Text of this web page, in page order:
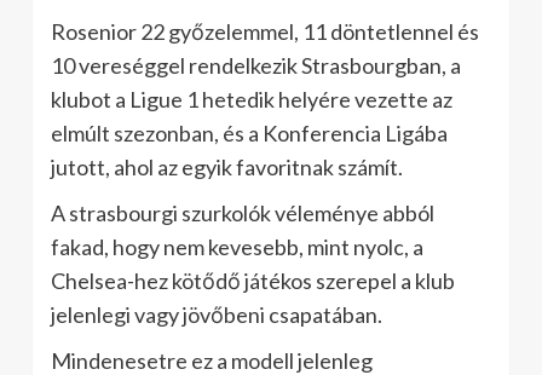
Rosenior 22 győzelemmel, 11 döntetlennel és
10 vereséggel rendelkezik Strasbourgban, a
klubot a Ligue 1 hetedik helyére vezette az
elmúlt szezonban, és a Konferencia Ligába
jutott, ahol az egyik favoritnak számít.
A strasbourgi szurkolók véleménye abból
fakad, hogy nem kevesebb, mint nyolc, a
Chelsea-hez kötődő játékos szerepel a klub
jelenlegi vagy jövőbeni csapatában.
Mindenesetre ez a modell jelenleg